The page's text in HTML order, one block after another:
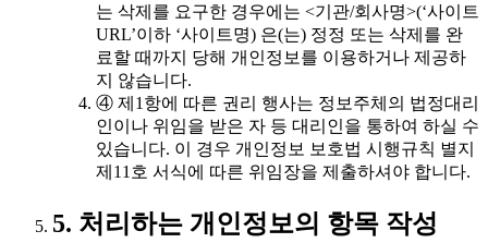
는 삭제를 요구한 경우에는 <기관/회사명>(‘사이트
URL’이하 ‘사이트명) 은(는) 정정 또는 삭제를 완
료할 때까지 당해 개인정보를 이용하거나 제공하
지 않습니다.
④ 제1항에 따른 권리 행사는 정보주체의 법정대리
인이나 위임을 받은 자 등 대리인을 통하여 하실 수
있습니다. 이 경우 개인정보 보호법 시행규칙 별지
제11호 서식에 따른 위임장을 제출하셔야 합니다.
5. 처리하는 개인정보의 항목 작성